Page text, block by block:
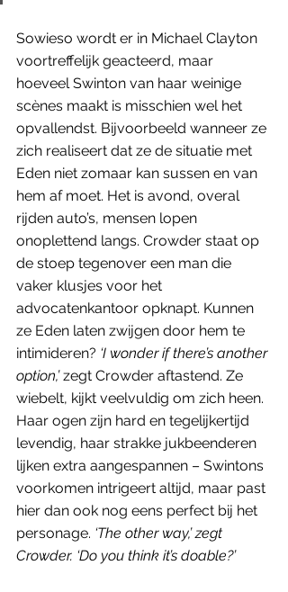
Sowieso wordt er in Michael Clayton
voortreffelijk geacteerd, maar
hoeveel Swinton van haar weinige
scènes maakt is misschien wel het
opvallendst. Bijvoorbeeld wanneer ze
zich realiseert dat ze de situatie met
Eden niet zomaar kan sussen en van
hem af moet. Het is avond, overal
rijden auto’s, mensen lopen
onoplettend langs. Crowder staat op
de stoep tegenover een man die
vaker klusjes voor het
advocatenkantoor opknapt. Kunnen
ze Eden laten zwijgen door hem te
intimideren? ‘I wonder if there’s another
option,’ zegt Crowder aftastend. Ze
wiebelt, kijkt veelvuldig om zich heen.
Haar ogen zijn hard en tegelijkertijd
levendig, haar strakke jukbeenderen
lijken extra aangespannen – Swintons
voorkomen intrigeert altijd, maar past
hier dan ook nog eens perfect bij het
personage. ‘The other way,’ zegt
Crowder. ‘Do you think it’s doable?’